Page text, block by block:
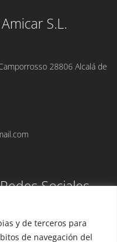
y de terceros para
de navegación del
S.L.
28806 Alcalá de
Sociales